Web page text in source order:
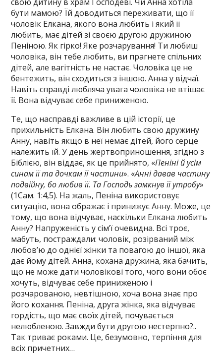
бути мамою? Їй доводиться переживати, що її
чоловік Елкана, якого вона любить і який її
любить, має дітей зі своєю другою дружиною
Пеніною. Як гірко! Яке розчарування! Ти любиш
чоловіка, він тебе любить, ви прагнете спільних
дітей, але вагітність не настає. Чоловіка це не
бентежить, він сходиться з іншою. Анна у відчаї.
Навіть справді любляча увага чоловіка не втішає
її. Вона відчуває себе приниженою.
Те, що насправді важливе в цій історії, це
прихильність Елкана. Він любить свою дружину
Анну, навіть якщо в неї немає дітей, його серце
належить їй. У день жертвоприношення, згідно з
Біблією, він віддає, як це прийнято, «Пеніні й усім
синам її та дочкам її частини». «Анні давав частину
подвійну, бо любив її. Та Господь замкнув її утробу»
(1Сам. 1:4,5). На жаль, Пеніна використовує
ситуацію, вона ображає і принижує Анну. Може, це
тому, що вона відчуває, наскільки Елкана любить
Анну? Напруженість у сім’ї очевидна. Всі троє,
мабуть, постраждали: чоловік, розірваний між
любов’ю до однієї жінки та повагою до іншої, яка
дає йому дітей. Анна, кохана дружина, яка бачить,
що не може дати чоловікові того, чого вони обоє
хочуть, відчуває себе приниженою і
розчарованою, невтішною, хоча вона знає про
його кохання. Пеніна, друга жінка, яка відчуває
гордість, що має своїх дітей, почувається
нелюбленою. Завжди бути другою нестерпно?..
Так триває роками. Це, безумовно, терпіння для
всіх причетних…